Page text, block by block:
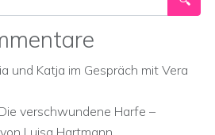
und Katja im Gespräch mit Vera
Die verschwundene Harfe –
Luisa Hartmann